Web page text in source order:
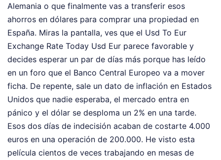
Alemania o que finalmente vas a transferir esos
ahorros en dólares para comprar una propiedad en
España. Miras la pantalla, ves que el Usd To Eur
Exchange Rate Today Usd Eur parece favorable y
decides esperar un par de días más porque has leído
en un foro que el Banco Central Europeo va a mover
ficha. De repente, sale un dato de inflación en Estados
Unidos que nadie esperaba, el mercado entra en
pánico y el dólar se desploma un 2% en una tarde.
Esos dos días de indecisión acaban de costarte 4.000
euros en una operación de 200.000. He visto esta
película cientos de veces trabajando en mesas de